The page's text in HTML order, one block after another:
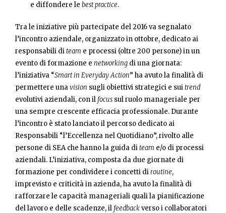
e diffondere le best practice.
Tra le iniziative più partecipate del 2016 va segnalato
l’incontro aziendale, organizzato in ottobre, dedicato ai
responsabili diteam e processi (oltre 200 persone) in un
evento di formazione e networking di una giornata:
l’iniziativa “Smart in Everyday Action” ha avuto la finalità di
permettere unavision sugli obiettivi strategici e suitrend
evolutivi aziendali, con il focus sul ruolo manageriale per
una sempre crescente efficacia professionale. Durante
l’incontro è stato lanciato il percorso dedicato ai
Responsabili “l’Eccellenza nel Quotidiano”, rivolto alle
persone di SEA che hanno la guida diteam e/o di processi
aziendali. L’iniziativa, composta da due giornate di
formazione per condividere i concetti diroutine,
imprevisto e criticità in azienda, ha avuto la finalità di
rafforzare le capacità manageriali quali la pianificazione
del lavoro e delle scadenze, il feedbackverso i collaboratori